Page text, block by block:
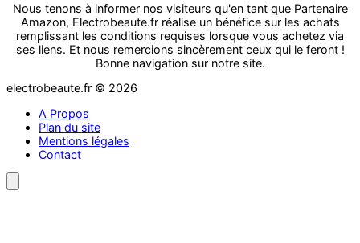
Nous tenons à informer nos visiteurs qu'en tant que Partenaire
Amazon, Electrobeaute.fr réalise un bénéfice sur les achats
remplissant les conditions requises lorsque vous achetez via
ses liens. Et nous remercions sincèrement ceux qui le feront !
Bonne navigation sur notre site.
electrobeaute.fr © 2026
A Propos
Plan du site
Mentions légales
Contact